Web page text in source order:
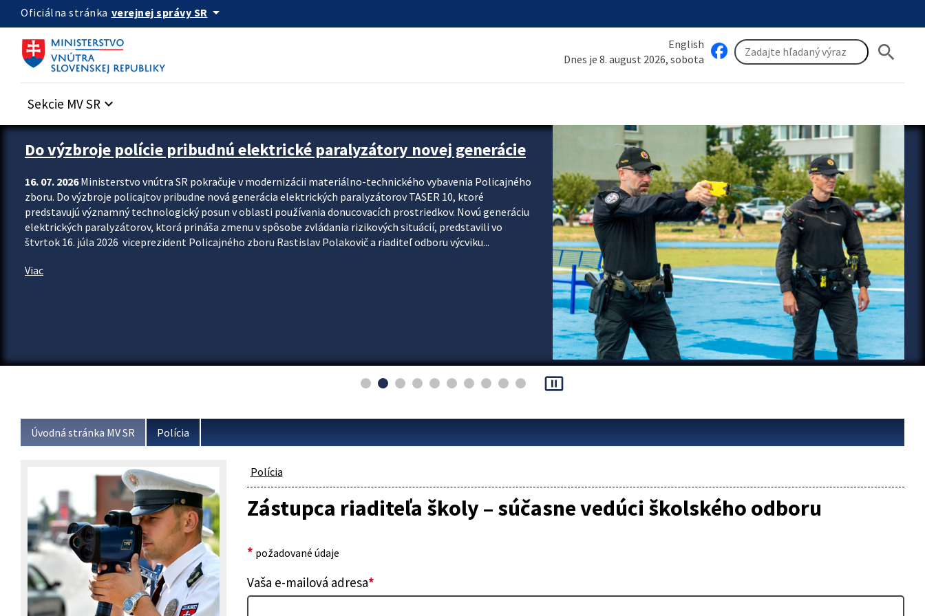
Preskocit na hlavný obsah
Oficiálna stránka verejnej správy SR arrow_drop_down
English
Dnes je 8. august 2026, sobota
search
Sekcie MV SR keyboard_arrow_down
Zastavit automatický posun upútavok
Do výzbroje polície pribudnú elektrické paralyzátory novej generácie
16. 07. 2026Ministerstvo vnútra SR pokračuje v modernizácii materiálno-technického vybavenia Policajného
zboru. Do výzbroje policajtov pribudne nová generácia elektrických paralyzátorov TASER 10, ktoré
predstavujú významný technologický posun v oblasti používania donucovacích prostriedkov. Novú generáciu
elektrických paralyzátorov, ktorá prináša zmenu v spôsobe zvládania rizikových situácií, predstavili vo
štvrtok 16. júla 2026 viceprezident Policajného zboru Rastislav Polakovič a riaditeľ odboru výcviku...
Viac
pause_presentation
Úvodná stránka MV SR Polícia
Polícia
Zástupca riaditeľa školy – súčasne vedúci školského odboru
* požadované údaje
Vaša e-mailová adresa*